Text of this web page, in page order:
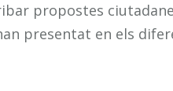
propostes
presentat en els